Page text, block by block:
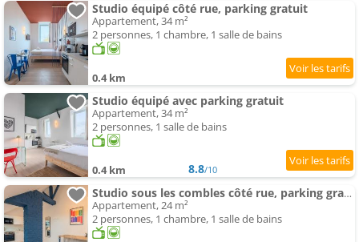
Studio équipé côté rue, parking gratuit
Appartement, 34 m²
2 personnes, 1 chambre, 1 salle de bains
0.4 km
Studio équipé avec parking gratuit
Appartement, 34 m²
2 personnes, 1 salle de bains
0.4 km 8.8/10
Studio sous les combles côté rue, parking gratuit
Appartement, 24 m²
2 personnes, 1 chambre, 1 salle de bains